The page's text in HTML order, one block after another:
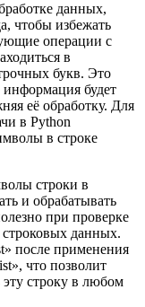
данных,
чтобы избежать
операции с
в
букв. Это
будет
её обработку. Для
в Python
в строке
строки в
и обрабатывать
при проверке
строковых данных.
после применения
что позволит
эту строку в любом